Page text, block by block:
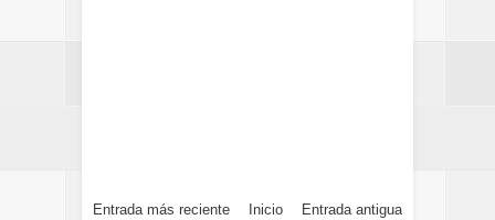
Entrada más reciente Entrada antigua
Inicio